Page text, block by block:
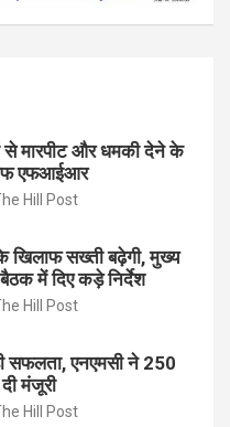
से मारपीट और धमकी देने के
एफआईआर
Hill Post
खिलाफ सख्ती बढ़ेगी, मुख्य
में दिए कड़े निर्देश
Hill Post
सफलता, एनएमसी ने 250
मंजूरी
Hill Post